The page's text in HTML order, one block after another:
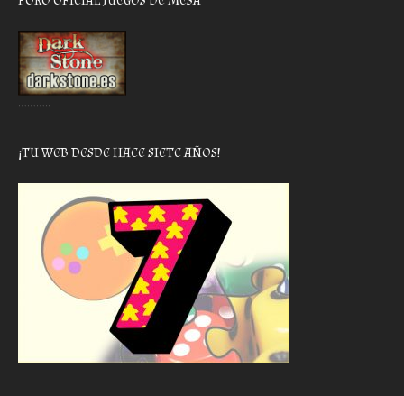
………..
¡TU WEB DESDE HACE SIETE AÑOS!